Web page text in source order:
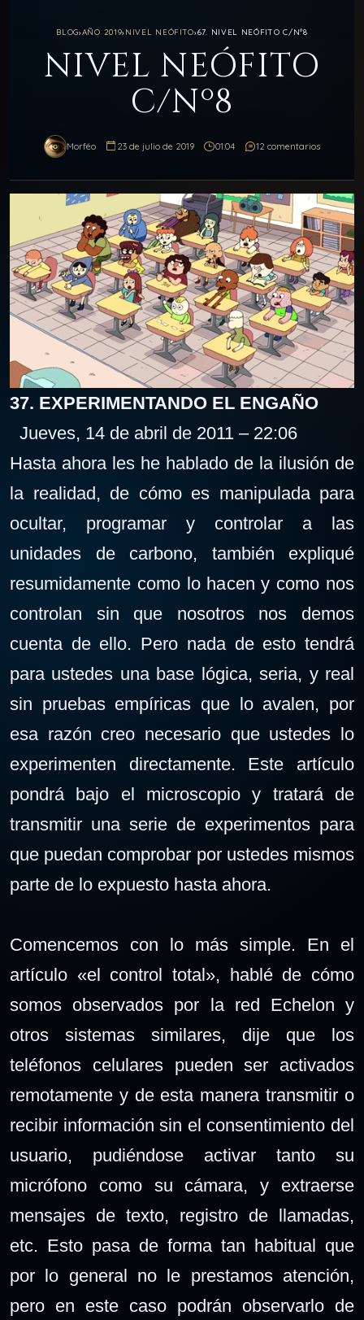
BLOG›AÑO 2019› NIVEL NEÓFITO›67. NIVEL NEÓFITO C/Nº8
NIVEL NEÓFITO
C/Nº8
Morféo 23 de julio de 2019 01:04 12 comentarios
37. EXPERIMENTANDO EL ENGAÑO
Jueves, 14 de abril de 2011 – 22:06
Hasta ahora les he hablado de la ilusión de
la realidad, de cómo es manipulada para
ocultar, programar y controlar a las
unidades de carbono, también expliqué
resumidamente como lo hacen y como nos
controlan sin que nosotros nos demos
cuenta de ello. Pero nada de esto tendrá
para ustedes una base lógica, seria, y real
sin pruebas empíricas que lo avalen, por
esa razón creo necesario que ustedes lo
experimenten directamente. Este artículo
pondrá bajo el microscopio y tratará de
transmitir una serie de experimentos para
que puedan comprobar por ustedes mismos
parte de lo expuesto hasta ahora.
Comencemos con lo más simple. En el
artículo «el control total», hablé de cómo
somos observados por la red Echelon y
otros sistemas similares, dije que los
teléfonos celulares pueden ser activados
remotamente y de esta manera transmitir o
recibir información sin el consentimiento del
usuario, pudiéndose activar tanto su
micrófono como su cámara, y extraerse
mensajes de texto, registro de llamadas,
etc. Esto pasa de forma tan habitual que
por lo general no le prestamos atención,
pero en este caso podrán observarlo de